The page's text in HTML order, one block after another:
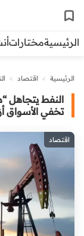
الرئيسيةمختارات
الرئيسية > اقتصاد >
النفط يتجاهل
تخفي الأسواق
اقتصاد